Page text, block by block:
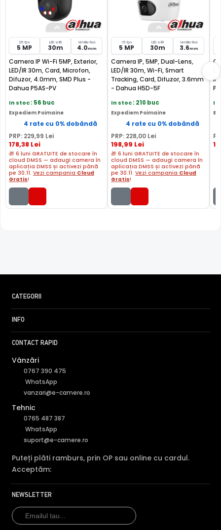
25 fps
5 MP
LED si IR
30m
lentila fixa
4.0mm
Camera IP Wi-Fi 5MP, Exterior,
LED/IR 30m, Card, Microfon,
Difuzor, 4.0mm, SMD Plus -
Dahua P5AS-PV
In stoc: 56 buc
Expediem Poimaine
4 rate cu 0% dobândă
PRP: 229,99 Lei
178,38 Lei
🎁 6 luni GRATUITE de stocare în
cloud DMSS — adaugi camera în
aplicația DMSS și activezi până
pe 30.11. Vezi campania Cloud
Gratis!
15 fps
5 MP
LED si IR
30m
lentila fixa
3.6mm
Camera IP, 5MP, Dual-Lens,
LED/IR 30m, Wi-Fi, Smart
Tracking, Card, Difuzor, 3.6mm
- Dahua H5D-5F
In stoc: 210 buc
Expediem Poimaine
4 rate cu 0% dobândă
PRP: 228,00 Lei
198,99 Lei
🎁 6 luni GRATUITE de stocare în
cloud DMSS — adaugi camera în
aplicația DMSS și activezi până
pe 30.11. Vezi campania Cloud
Gratis!
In
CATEGORII
INFO
CONTACT RAPID
Vânzări
0767 390 475
WhatsApp
vanzari@e-camere.ro
Tehnic
0765 487 387
WhatsApp
suport@e-camere.ro
Puteți plăti ramburs, prin OP sau online cu cardul.
Acceptăm:
NEWSLETTER